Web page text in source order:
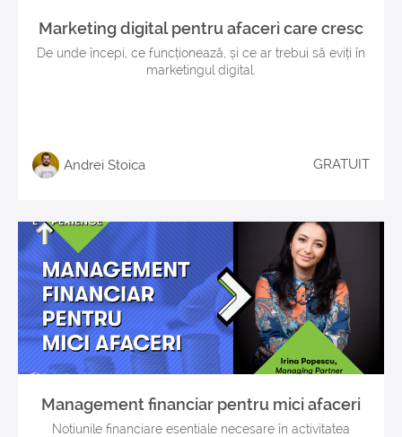
Marketing digital pentru afaceri care cresc
De unde începi, ce funcționează, și ce ar trebui să eviți în
marketingul digital.
Andrei Stoica GRATUIT
Management financiar pentru mici afaceri
Notiunile financiare esentiale necesare în activitatea